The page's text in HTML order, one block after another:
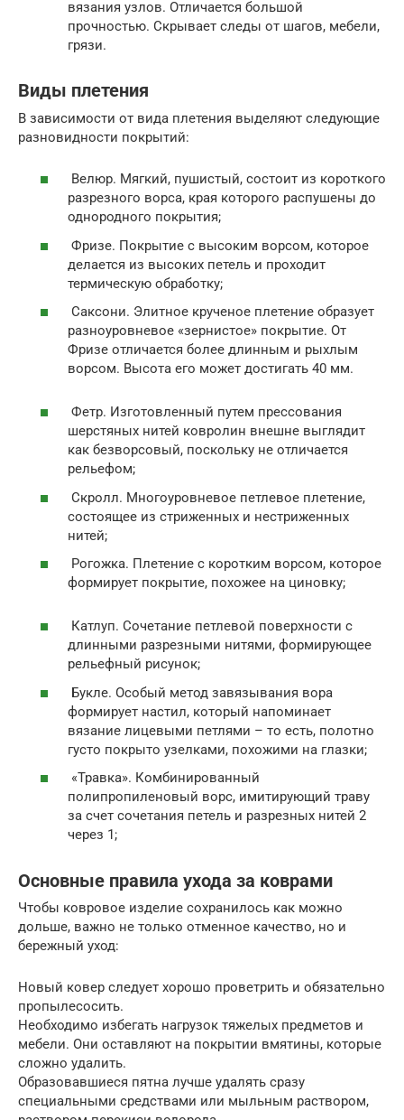
вязания узлов. Отличается большой
прочностью. Скрывает следы от шагов, мебели,
грязи.
Виды плетения
В зависимости от вида плетения выделяют следующие
разновидности покрытий:
Велюр. Мягкий, пушистый, состоит из короткого
разрезного ворса, края которого распушены до
однородного покрытия;
Фризе. Покрытие с высоким ворсом, которое
делается из высоких петель и проходит
термическую обработку;
Саксони. Элитное крученое плетение образует
разноуровневое «зернистое» покрытие. От
Фризе отличается более длинным и рыхлым
ворсом. Высота его может достигать 40 мм.
Фетр. Изготовленный путем прессования
шерстяных нитей ковролин внешне выглядит
как безворсовый, поскольку не отличается
рельефом;
Скролл. Многоуровневое петлевое плетение,
состоящее из стриженных и нестриженных
нитей;
Рогожка. Плетение с коротким ворсом, которое
формирует покрытие, похожее на циновку;
Катлуп. Сочетание петлевой поверхности с
длинными разрезными нитями, формирующее
рельефный рисунок;
Букле. Особый метод завязывания вора
формирует настил, который напоминает
вязание лицевыми петлями – то есть, полотно
густо покрыто узелками, похожими на глазки;
«Травка». Комбинированный
полипропиленовый ворс, имитирующий траву
за счет сочетания петель и разрезных нитей 2
через 1;
Основные правила ухода за коврами
Чтобы ковровое изделие сохранилось как можно
дольше, важно не только отменное качество, но и
бережный уход:
Новый ковер следует хорошо проветрить и обязательно
пропылесосить.
Необходимо избегать нагрузок тяжелых предметов и
мебели. Они оставляют на покрытии вмятины, которые
сложно удалить.
Образовавшиеся пятна лучше удалять сразу
специальными средствами или мыльным раствором,